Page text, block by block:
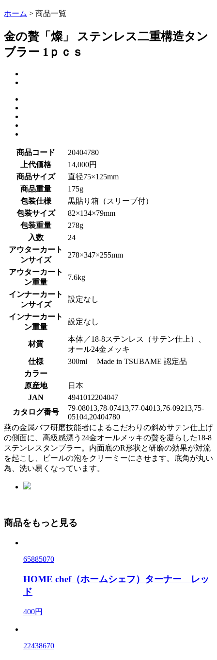
ホーム > 商品一覧
金の贅「燦」 ステンレス二重構造タン
ブラー 1ｐｃｓ
商品コード
20404780
上代価格
14,000円
商品サイズ
直径75×125mm
商品重量
175g
包装仕様
黒貼り箱（スリーブ付）
包装サイズ
82×134×79mm
包装重量
278g
入数
24
アウターカート
ンサイズ
278×347×255mm
アウターカート
ン重量
7.6kg
インナーカート
ンサイズ
設定なし
インナーカート
ン重量
設定なし
材質
本体／18-8ステンレス（サテン仕上）、
オール24金メッキ
仕様
300ml Made in TSUBAME 認定品
カラー
原産地
日本
JAN
4941012204047
カタログ番号
79-08013,78-07413,77-04013,76-09213,75-
05104,20404780
燕の金属バフ研磨技能者によるこだわりの斜めサテン仕上げ
の側面に、高級感漂う24金オールメッキの贅を凝らした18-8
ステンレスタンブラー。内面底のR形状と研磨の効果が対流
を起こし、ビールの泡をクリーミーにさせます。底角が丸い
為、洗い易くなっています。
商品をもっと見る
65885070
HOME chef（ホームシェフ）ターナー レッ
ド
400円
22438670